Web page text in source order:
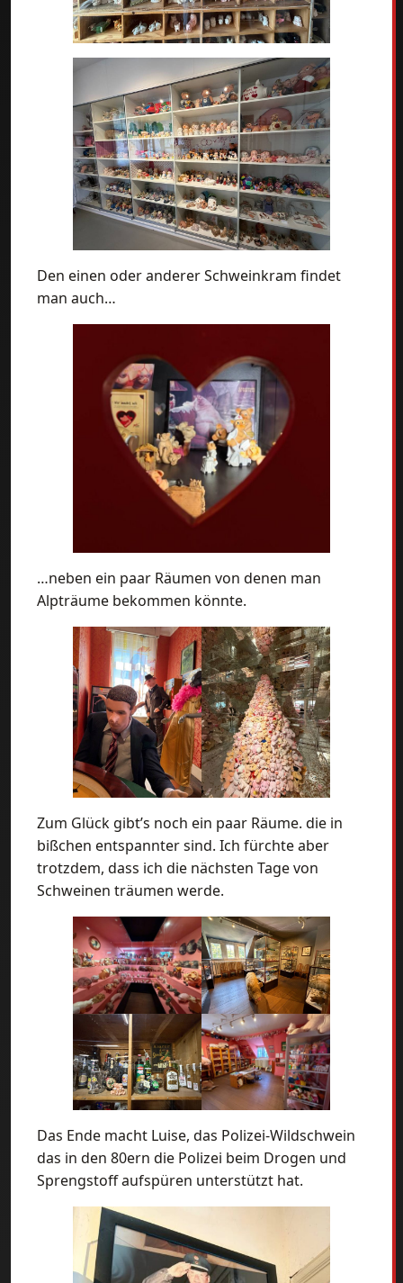
Den einen oder anderer Schweinkram findet
man auch…
…neben ein paar Räumen von denen man
Alpträume bekommen könnte.
Zum Glück gibt’s noch ein paar Räume. die in
bißchen entspannter sind. Ich fürchte aber
trotzdem, dass ich die nächsten Tage von
Schweinen träumen werde.
Das Ende macht Luise, das Polizei-Wildschwein
das in den 80ern die Polizei beim Drogen und
Sprengstoff aufspüren unterstützt hat.